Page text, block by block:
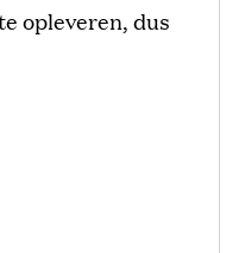
opleveren, dus